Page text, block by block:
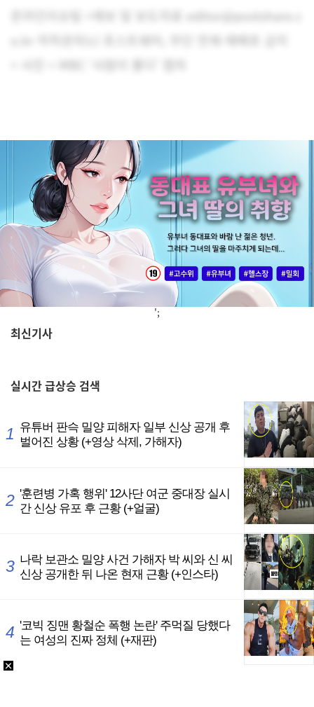
온라인이슈팀 <제보 및 보도자료 editor@postshare.c
o.kr 저작권자(c) 포스트쉐어, 무단 전재-재배포 금지
> 사진 = MBC ‘사람이 좋다’ 캡처
';
최신기사
실시간급상승 검색